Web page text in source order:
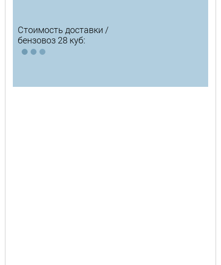
Стоимость доставки /
бензовоз 28 куб: